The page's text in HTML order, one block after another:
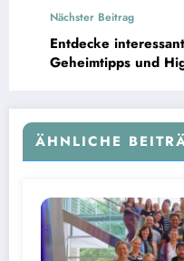
Nächster Beitrag
Entdecke
Geheimtipps und
ÄHNLICHE